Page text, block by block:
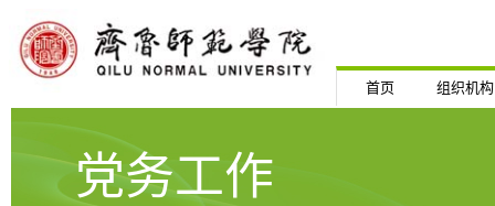
首页 组织机构
党务工作